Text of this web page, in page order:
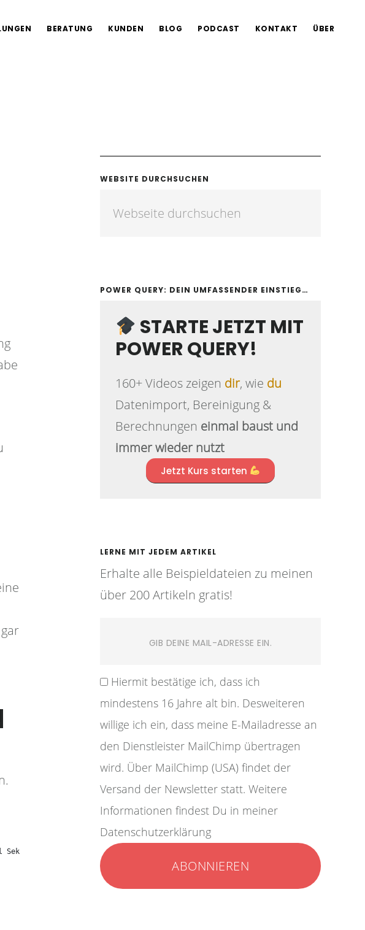
BERATUNG KUNDEN BLOG PODCAST KONTAKT ÜBER
as table =>
WEBSITE DURCHSUCHEN
POWER QUERY: DEIN UMFASSENDER EINSTIEG…
STARTE JETZT MIT
POWER QUERY!
160+ Videos zeigen dir, wie du
Datenimport, Bereinigung &
Berechnungen einmal baust und
immer wieder nutzt
Jetzt Kurs starten
LERNE MIT JEDEM ARTIKEL
Erhalte alle Beispieldateien zu meinen
über 200 Artikeln gratis!
Hiermit bestätige ich, dass ich
mindestens 16 Jahre alt bin. Desweiteren
willige ich ein, dass meine E-Mailadresse an
den Dienstleister MailChimp übertragen
wird. Über MailChimp (USA) findet der
Versand der Newsletter statt. Weitere
Informationen findest Du in meiner
Datenschutzerklärung